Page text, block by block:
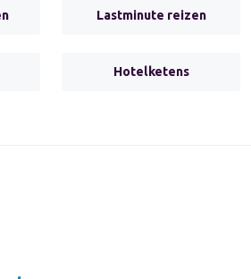
Lastminute reizen
Hotelketens